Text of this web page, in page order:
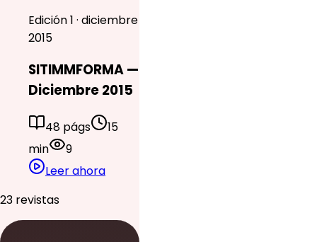
Edición 1 · diciembre
2015
SITIMMFORMA —
Diciembre 2015
48 págs
15
min
9
Leer ahora
23 revistas